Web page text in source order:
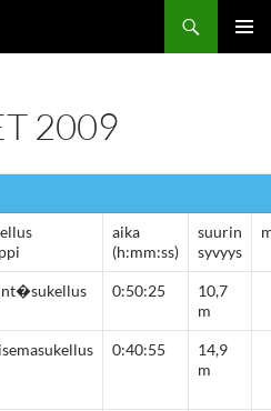
2009
aika
(h:mm:ss)
suurin
syvyys
0:50:25
10,7
m
0:40:55
14,9
m